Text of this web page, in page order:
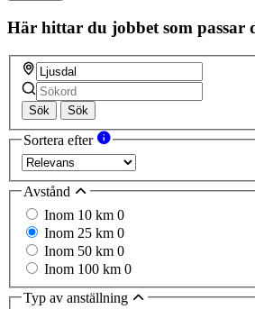
Här hittar du jobbet som passar
Sök Sök
Sortera efter
Avstånd
Inom 10 km 0
Inom 25 km 0
Inom 50 km 0
Inom 100 km 0
Typ av anställning